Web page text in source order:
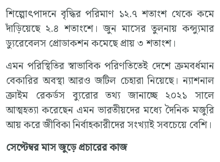
শিল্পোৎপাদনে বৃদ্ধির পরিমাণ ১২.৭ শতাংশ থেকে কমে
দাঁড়িয়েছে ২.৪ শতাংশে। জুন মাসের তুলনায় কন্স্যুমার
ড্যুরেবেলস প্রোডাকশন কমেছে প্রায় ৩ শতাংশ।
এমন পরিস্থিতির স্বাভাবিক পরিণতিতেই দেশে ক্রমবর্ধমান
বেকারির অবস্থা আরও জটিল চেহারা নিয়েছে। ন্যাশনাল
ক্রাইম রেকর্ডস ব্যুরোর তথ্য জানাচ্ছে ২০২১ সালে
আত্মহত্যা করেছেন এমন ভারতীয়দের মধ্যে দৈনিক মজুরি
আয় করে জীবিকা নির্বাহকারীদের সংখ্যাই সবচেয়ে বেশি।
সেপ্টেম্বর মাস জুড়ে প্রচারের কাজ